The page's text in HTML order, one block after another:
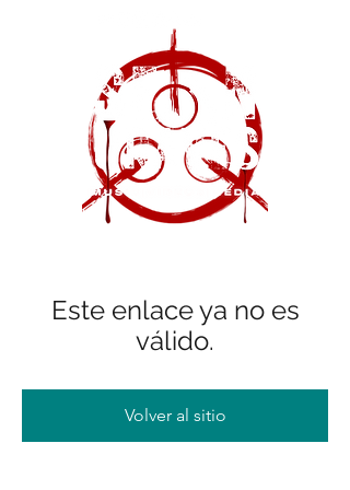
Este enlace ya no es
válido.
Volver al sitio